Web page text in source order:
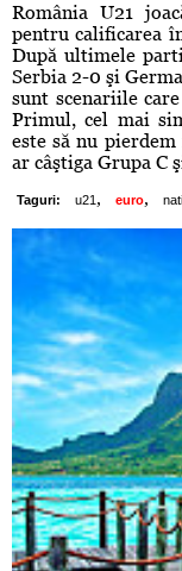
România U21
pentru calificarea
După ultimele
Serbia 2-0 şi
sunt scenariile
Primul, cel mai
este să nu
ar câştiga Grupa C
Taguri: u21, euro,